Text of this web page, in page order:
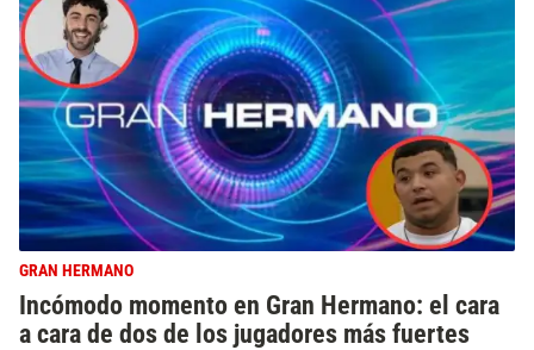
GRAN HERMANO
Incómodo momento en Gran Hermano: el cara
a cara de dos de los jugadores más fuertes